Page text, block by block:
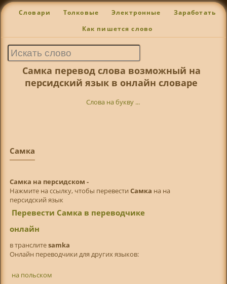
Словари Толковые Электронные Заработать
Как пишется слово
Самка перевод слова возможный на
персидский язык в онлайн словаре
Слова на букву ...
Самка
Самка на персидском -
Нажмите на ссылку, чтобы перевести Самка на на
персидский язык
Перевести Самка в переводчике
онлайн
в транслитesamka
Онлайн переводчики для других языков:
на польском